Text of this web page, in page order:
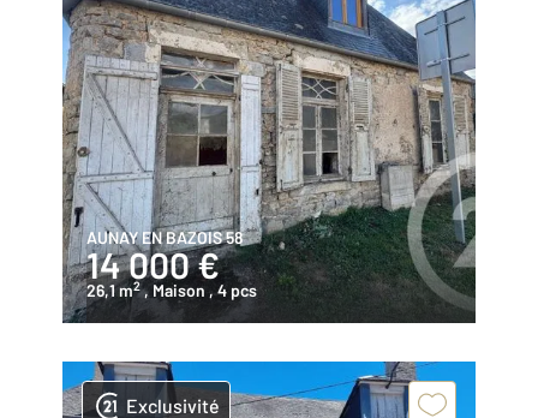
AUNAY EN BAZOIS 58
14 000 €
26,1 m2 , Maison , 4 pcs
Exclusivité